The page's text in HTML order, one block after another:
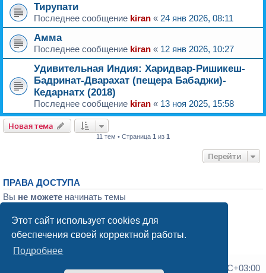
Этот сайт использует cookies для
обеспечения своей корректной работы.
Подробнее
Тирупати
Последнее сообщение kiran « 24 янв 2026, 08:11
Амма
Последнее сообщение kiran « 12 янв 2026, 10:27
Удивительная Индия: Харидвар-Ришикеш-
Бадринат-Дварахат (пещера Бабаджи)-
Кедарнатх (2018)
Последнее сообщение kiran « 13 ноя 2025, 15:58
Новая тема
11 тем • Страница 1 из 1
Перейти
ПРАВА ДОСТУПА
Вы не можете начинать темы
Выне можетередактировать свои сообщения
Выне можетеудалять свои сообщения
Список форумов Часовой пояс: UTC+03:00